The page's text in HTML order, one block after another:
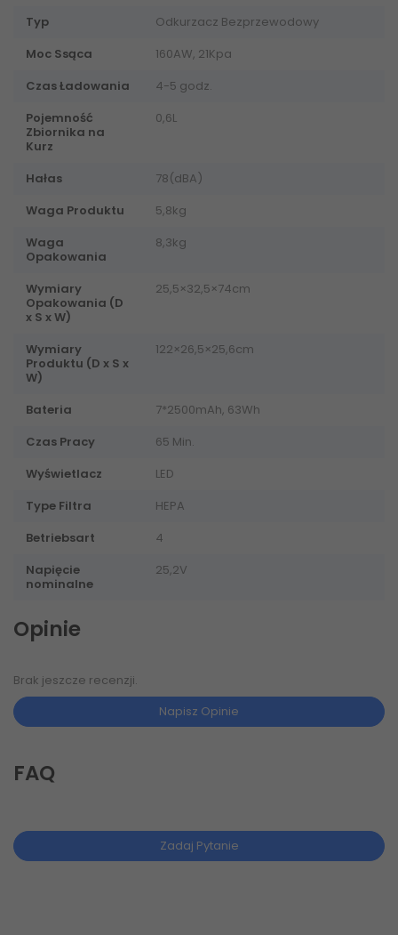
Typ
Odkurzacz Bezprzewodowy
Moc Ssąca
160AW, 21Kpa
Czas Ładowania
4-5 godz.
Pojemność
Zbiornika na
Kurz
0,6L
Hałas
78(dBA)
Waga Produktu
5,8kg
Waga
Opakowania
8,3kg
Wymiary
Opakowania (D
x S x W)
25,5×32,5×74cm
Wymiary
Produktu (D x S x
W)
122×26,5×25,6cm
Bateria
7*2500mAh, 63Wh
Czas Pracy
65 Min.
Wyświetlacz
LED
Type Filtra
HEPA
Betriebsart
4
Napięcie
nominalne
25,2V
Opinie
Brak jeszcze recenzji.
Napisz Opinie
FAQ
Zadaj Pytanie